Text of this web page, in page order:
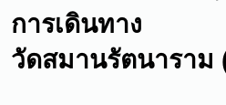
การเดินทาง
วัดสมานรัตนาราม